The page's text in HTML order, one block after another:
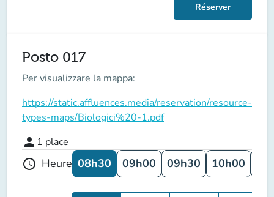
Réserver
Posto 017
Per visualizzare la mappa:
https://static.affluences.media/reservation/resource-
types-maps/Biologici%20-1.pdf
person 1 place
schedule Heure 08h30 09h00 09h30 10h00